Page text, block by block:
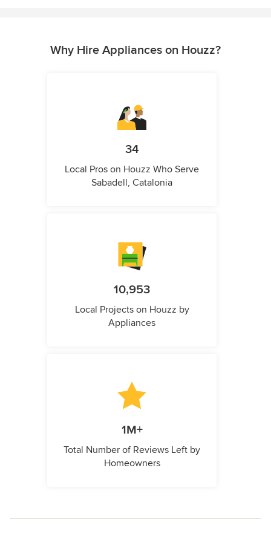
Why Hire Appliances on Houzz?
34
Local Pros on Houzz Who Serve
Sabadell, Catalonia
10,953
Local Projects on Houzz by
Appliances
1M+
Total Number of Reviews Left by
Homeowners